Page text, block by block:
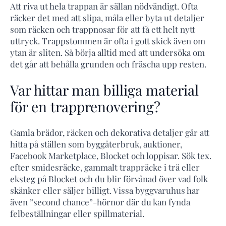
Att riva ut hela trappan är sällan nödvändigt. Ofta
räcker det med att slipa, måla eller byta ut detaljer
som räcken och trappnosar för att få ett helt nytt
uttryck. Trappstommen är ofta i gott skick även om
ytan är sliten. Så börja alltid med att undersöka om
det går att behålla grunden och fräscha upp resten.
Var hittar man billiga material
för en trapprenovering?
Gamla brädor, räcken och dekorativa detaljer går att
hitta på ställen som byggåterbruk, auktioner,
Facebook Marketplace, Blocket och loppisar. Sök tex.
efter smidesräcke, gammalt trappräcke i trä eller
eksteg på Blocket och du blir förvånad över vad folk
skänker eller säljer billigt. Vissa byggvaruhus har
även ”second chance”-hörnor där du kan fynda
felbeställningar eller spillmaterial.